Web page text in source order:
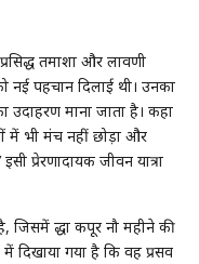
तमाशा और लावणी
पहचान दिलाई थी। उनका
माना जाता है। कहा
में भी मंच नहीं छोड़ा और
प्रेरणादायक जीवन यात्रा
जिसमें श्रद्धा कपूर नौ महीने की
दिखाया गया है कि वह प्रसव